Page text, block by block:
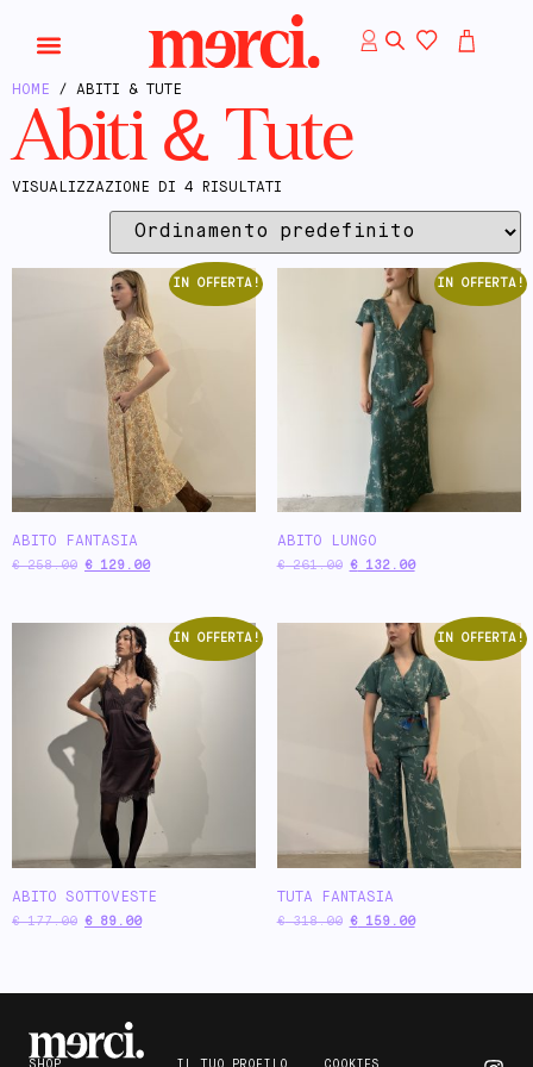
HOME / ABITI & TUTE
Abiti & Tute
VISUALIZZAZIONE DI 4 RISULTATI
IN OFFERTA!
ABITO FANTASIA
€258.00 € 129.00
IN OFFERTA!
ABITO LUNGO
€261.00 €132.00
IN OFFERTA!
ABITO SOTTOVESTE
€177.00 € 89.00
IN OFFERTA!
TUTA FANTASIA
€318.00 €159.00
SHOP IL TUO PROFILO COOKIES